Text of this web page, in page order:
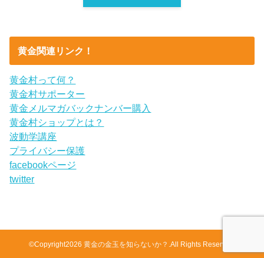
黄金関連リンク！
黄金村って何？
黄金村サポーター
黄金メルマガバックナンバー購入
黄金村ショップとは？
波動学講座
プライバシー保護
facebookページ
twitter
©Copyright2026 黄金の金玉を知らないか？ .All Rights Reserved.